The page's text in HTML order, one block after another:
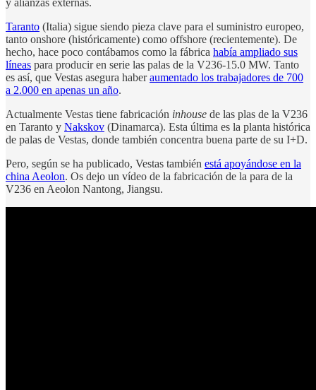
y alianzas externas.
Taranto (Italia) sigue siendo pieza clave para el suministro europeo,
tanto onshore (históricamente) como offshore (recientemente). De
hecho, hace poco contábamos como la fábrica había ampliado sus
líneas para producir en serie las palas de la V236-15.0 MW. Tanto
es así, que Vestas asegura haberaumentado los trabajadores de 700
a 2.000 en apenas un año.
Actualmente Vestas tiene fabricación inhouse de las plas de la V236
en Taranto y Nakskov (Dinamarca). Esta última es la planta histórica
de palas de Vestas, donde también concentra buena parte de su I+D.
Pero, según se ha publicado, Vestas también está apoyándose en la
china Aeolon. Os dejo un vídeo de la fabricación de la para de la
V236 en Aeolon Nantong, Jiangsu.